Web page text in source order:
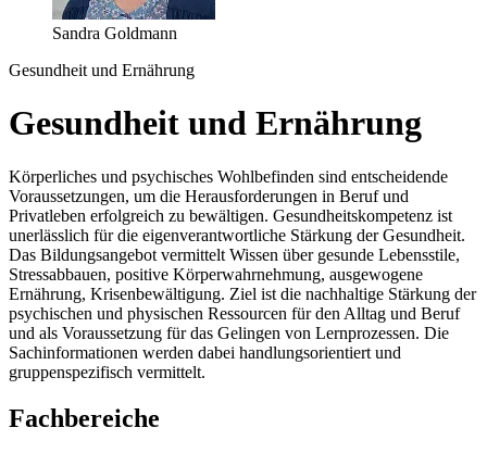
Sandra Goldmann
Gesundheit und Ernährung
Gesundheit und Ernährung
Körperliches und psychisches Wohlbefinden sind entscheidende
Voraussetzungen, um die Herausforderungen in Beruf und
Privatleben erfolgreich zu bewältigen. Gesundheitskompetenz ist
unerlässlich für die eigenverantwortliche Stärkung der Gesundheit.
Das Bildungsangebot vermittelt Wissen über gesunde Lebensstile,
Stressabbauen, positive Körperwahrnehmung, ausgewogene
Ernährung, Krisenbewältigung. Ziel ist die nachhaltige Stärkung der
psychischen und physischen Ressourcen für den Alltag und Beruf
und als Voraussetzung für das Gelingen von Lernprozessen. Die
Sachinformationen werden dabei handlungsorientiert und
gruppenspezifisch vermittelt.
Fachbereiche